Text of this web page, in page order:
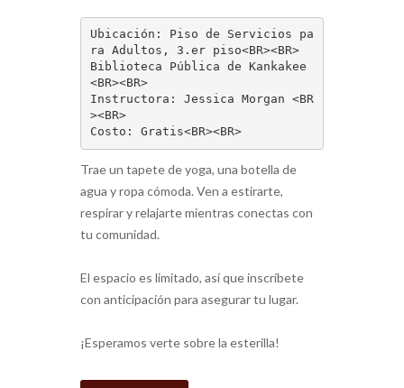
Ubicación: Piso de Servicios pa
ra Adultos, 3.er piso<BR><BR>
Biblioteca Pública de Kankakee
<BR><BR>
Instructora: Jessica Morgan <BR
><BR>
Costo: Gratis<BR><BR>
Trae un tapete de yoga, una botella de
agua y ropa cómoda. Ven a estirarte,
respirar y relajarte mientras conectas con
tu comunidad.
El espacio es limitado, así que inscríbete
con anticipación para asegurar tu lugar.
¡Esperamos verte sobre la esterilla!